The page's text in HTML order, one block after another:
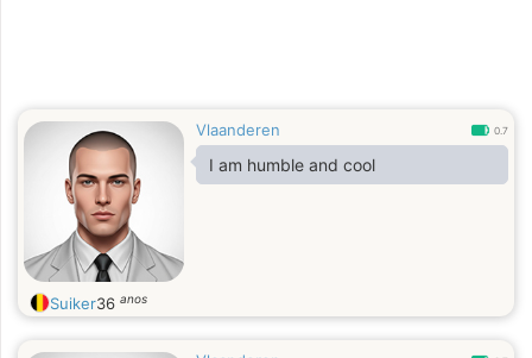
Vlaanderen 0.7
I am humble and cool
Suiker36 anos